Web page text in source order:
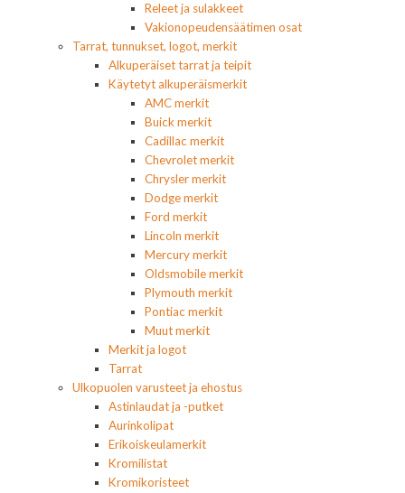
Releet ja sulakkeet
Vakionopeudensäätimen osat
Tarrat, tunnukset, logot, merkit
Alkuperäiset tarrat ja teipit
Käytetyt alkuperäismerkit
AMC merkit
Buick merkit
Cadillac merkit
Chevrolet merkit
Chrysler merkit
Dodge merkit
Ford merkit
Lincoln merkit
Mercury merkit
Oldsmobile merkit
Plymouth merkit
Pontiac merkit
Muut merkit
Merkit ja logot
Tarrat
Ulkopuolen varusteet ja ehostus
Astinlaudat ja -putket
Aurinkolipat
Erikoiskeulamerkit
Kromilistat
Kromikoristeet